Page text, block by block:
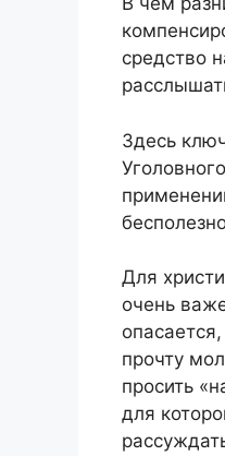
средство
Здесь
Для
очень
прочту
просить
для